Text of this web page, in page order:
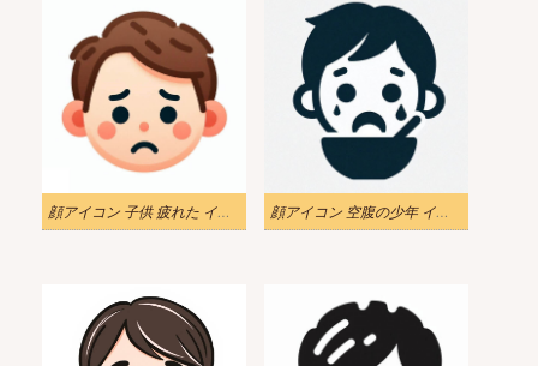
顔アイコン 子供 疲れた イラスト 顔アイコン 空腹の少年 イラスト 白黒